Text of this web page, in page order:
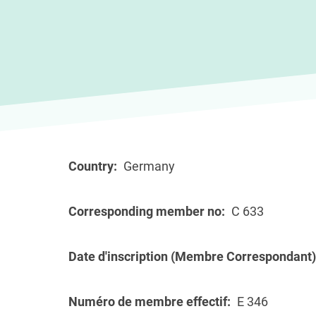
Country Germany
Corresponding member no C 633
Date d'inscription (Membre Correspondant)
Numéro de membre effectif E 346